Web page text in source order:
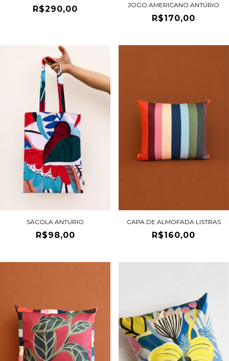
R$290,00 JOGO AMERICANO ANTÚRIO
R$170,00
SACOLA ANTURIO
R$98,00
CAPA DE ALMOFADA LISTRAS
R$160,00